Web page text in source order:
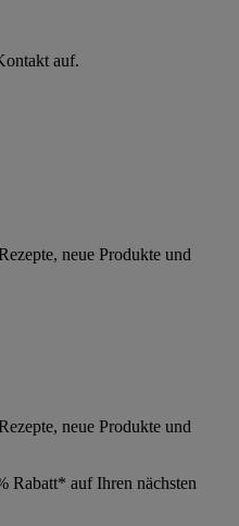
auf.
neue Produkte und
neue Produkte und
Rabatt* auf Ihren nächsten